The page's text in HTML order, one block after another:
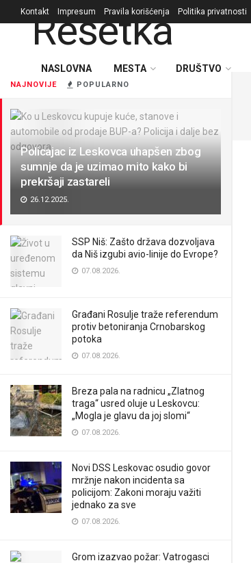
NAJNOVIJE POPULARNO
Policajac iz Leskovca uhapšen zbog
sumnje da je uzimao mito kako bi
prekršaji zastareli
26.12.2025.
SSP Niš: Zašto država dozvoljava
da Niš izgubi avio-linije do Evrope?
07.08.2026.
Građani Rosulje traže referendum
protiv betoniranja Crnobarskog
potoka
07.08.2026.
Breza pala na radnicu „Zlatnog
traga“ usred oluje u Leskovcu:
„Mogla je glavu da joj slomi“
07.08.2026.
Novi DSS Leskovac osudio govor
mržnje nakon incidenta sa
policijom: Zakoni moraju važiti
jednako za sve
07.08.2026.
Grom izazvao požar: Vatrogasci
Kontakt Impresum Pravila korišćenja Politika privatnosti
NASLOVNA MESTA DRUŠTVO